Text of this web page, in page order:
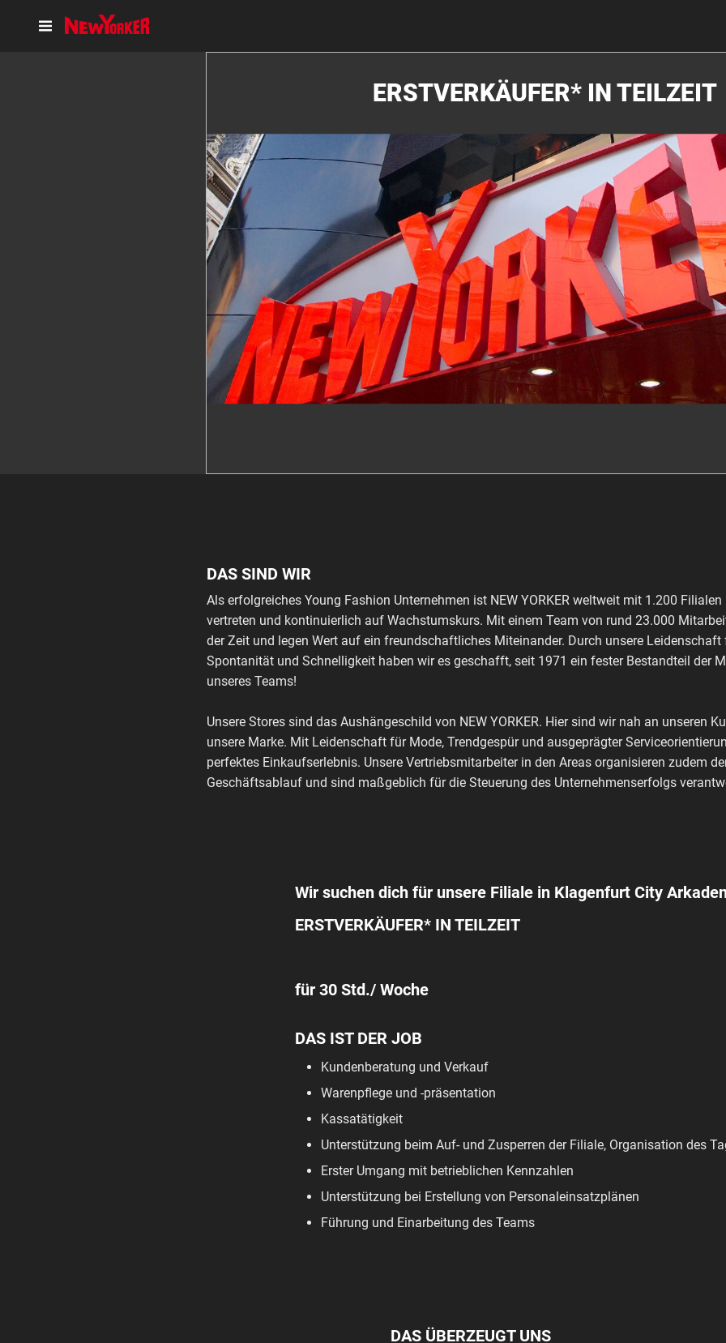
ERSTVERKÄUFER* IN TEILZEIT
DAS SIND WIR
Als erfolgreiches Young Fashion Unternehmen ist NEW YORKER weltweit mit 1.200
vertreten und kontinuierlich auf Wachstumskurs. Mit einem Team von rund 23.000
der Zeit und legen Wert auf ein freundschaftliches Miteinander. Durch unsere Leidenschaft
Spontanität und Schnelligkeit haben wir es geschafft, seit 1971 ein fester Bestandteil der
unseres Teams!
Unsere Stores sind das Aushängeschild von NEW YORKER. Hier sind wir nah an unseren
unsere Marke. Mit Leidenschaft für Mode, Trendgespür und ausgeprägter
perfektes Einkaufserlebnis. Unsere Vertriebsmitarbeiter in den Areas organisieren zudem
Geschäftsablauf und sind maßgeblich für die Steuerung des Unternehmenserfolgs
Wir suchen dich für unsere Filiale in Klagenfurt City
ERSTVERKÄUFER* IN TEILZEIT
für 30 Std./ Woche
DAS IST DER JOB
Kundenberatung und Verkauf
Warenpflege und -präsentation
Kassatätigkeit
Unterstützung beim Auf- und Zusperren der Filiale, Organisation des
Erster Umgang mit betrieblichen Kennzahlen
Unterstützung bei Erstellung von Personaleinsatzplänen
Führung und Einarbeitung des Teams
DAS ÜBERZEUGT UNS